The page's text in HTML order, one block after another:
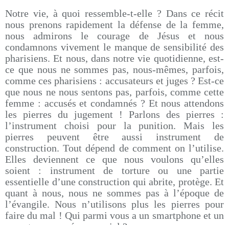
Notre vie, à quoi ressemble-t-elle ? Dans ce récit
nous prenons rapidement la défense de la femme,
nous admirons le courage de Jésus et nous
condamnons vivement le manque de sensibilité des
pharisiens. Et nous, dans notre vie quotidienne, est-
ce que nous ne sommes pas, nous-mêmes, parfois,
comme ces pharisiens : accusateurs et juges ? Est-ce
que nous ne nous sentons pas, parfois, comme cette
femme : accusés et condamnés ? Et nous attendons
les pierres du jugement ! Parlons des pierres :
l’instrument choisi pour la punition. Mais les
pierres peuvent être aussi instrument de
construction. Tout dépend de comment on l’utilise.
Elles deviennent ce que nous voulons qu’elles
soient : instrument de torture ou une partie
essentielle d’une construction qui abrite, protège. Et
quant à nous, nous ne sommes pas à l’époque de
l’évangile. Nous n’utilisons plus les pierres pour
faire du mal ! Qui parmi vous a un smartphone et un